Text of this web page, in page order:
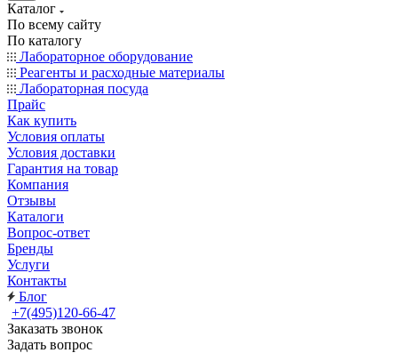
Каталог
По всему сайту
По каталогу
Лабораторное оборудование
Реагенты и расходные материалы
Лабораторная посуда
Прайс
Как купить
Условия оплаты
Условия доставки
Гарантия на товар
Компания
Отзывы
Каталоги
Вопрос-ответ
Бренды
Услуги
Контакты
Блог
+7(495)120-66-47
Заказать звонок
Задать вопрос